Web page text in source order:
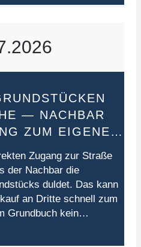
— NACHBAR
ZUM EIGENEN
Zugang zur Straße
der Nachbar die
duldet. Das kann
an Dritte schnell zum
Grundbuch kein